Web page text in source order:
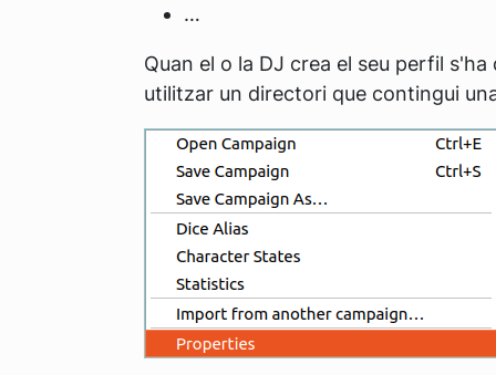
…
Quan el o la DJ crea el seu perfil
utilitzar un directori que contingui